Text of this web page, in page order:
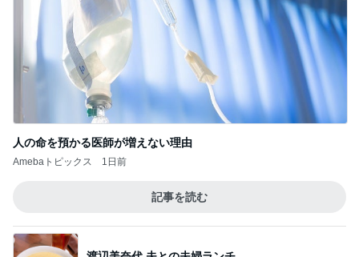
人の命を預かる医師が増えない理由
Amebaトピックス 1日前
記事を読む